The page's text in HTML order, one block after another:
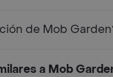
de Mob
a Mob